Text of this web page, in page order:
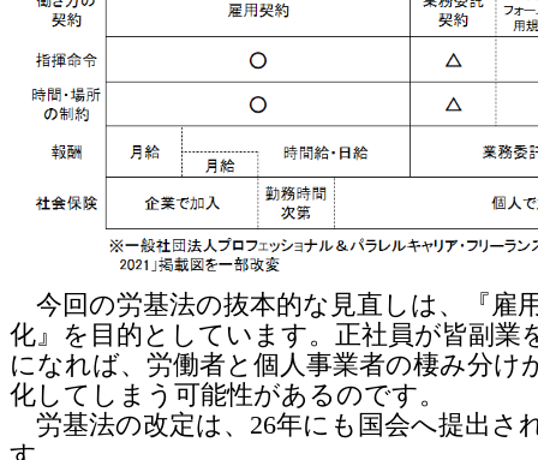
今回の労基法の抜本的な見直しは、『雇
化』を目的としています。正社員が皆副業
になれば、労働者と個人事業者の棲み分け
化してしまう可能性があるのです。
労基法の改定は、26年にも国会へ提出さ